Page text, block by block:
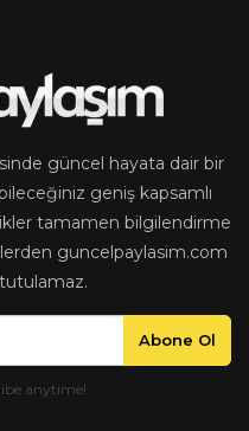
güncel hayata dair bir
geniş kapsamlı
tamamen bilgilendirme
guncelpaylasim.com
Abone Ol